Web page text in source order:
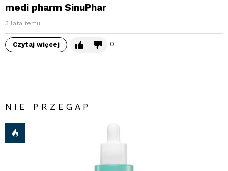
medi pharm SinuPhar
3 lata temu
Czytaj więcej 0
NIE PRZEGAP